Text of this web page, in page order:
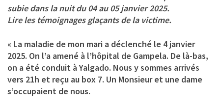
subie dans la nuit du 04 au 05 janvier 2025.
Lire les témoignages glaçants de la victime.
« La maladie de mon mari a déclenché le 4 janvier
2025. On l’a amené à l’hôpital de Gampela. De là-bas,
on a été conduit à Yalgado. Nous y sommes arrivés
vers 21h et reçu au box 7. Un Monsieur et une dame
s’occupaient de nous.